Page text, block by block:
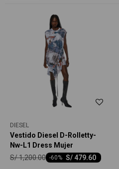
DIESEL
Vestido Diesel D-Rolletty-
Nw-L1 Dress Mujer
S/ 479.60
-60
S/1,200.00